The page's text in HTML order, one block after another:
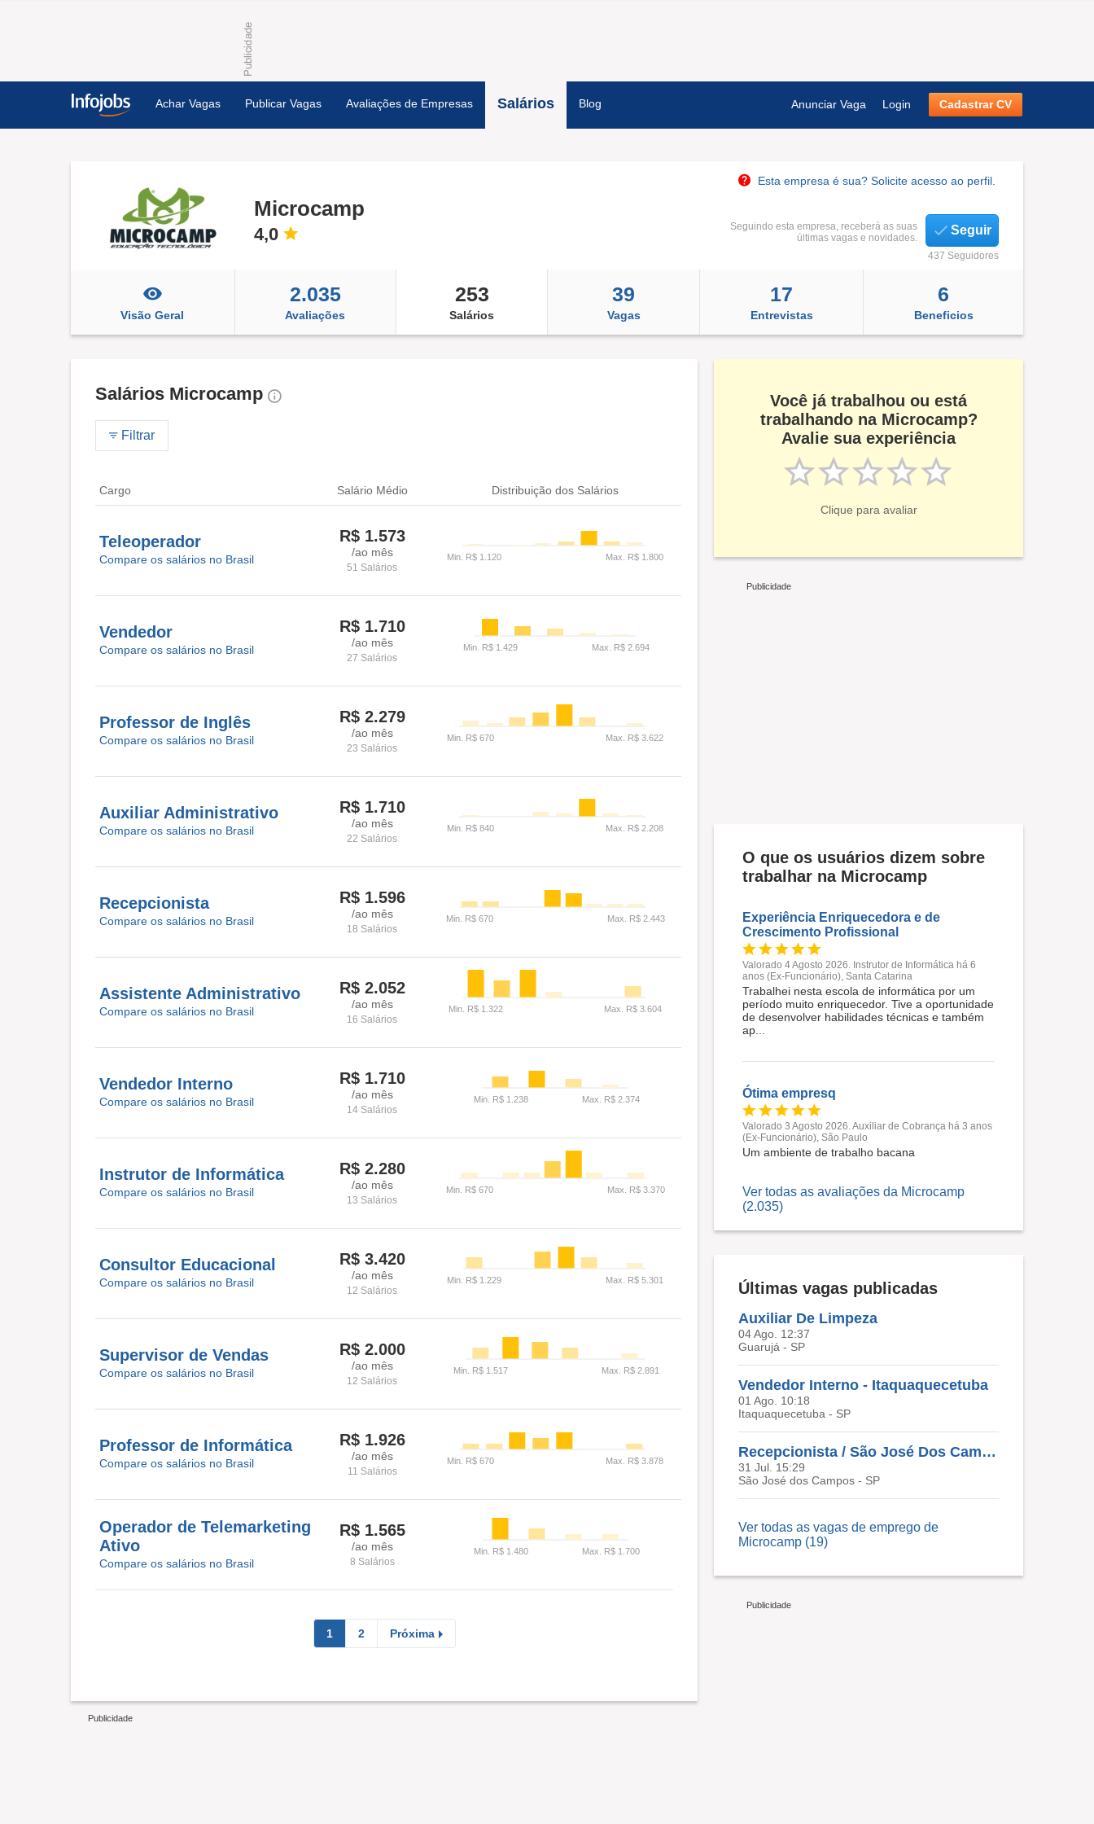
Achar Vagas Publicar Vagas Avaliações de Empresas Salários Blog Anunciar Vaga Login Cadastrar CV
Esta empresa é sua? Solicite acesso ao perfil.
Microcamp
4,0
Seguindo esta empresa, receberá as suas
últimas vagas e novidades.
Seguir
437 Seguidores
Visão Geral
2.035
Avaliações
253
Salários
39
Vagas
17
Entrevistas
6
Beneficios
Salários Microcamp
Filtrar
Cargo Salário Médio Distribuição dos Salários
Teleoperador
Compare os salários no Brasil
R$ 1.573
/ao mês
51 Salários
Vendedor
Compare os salários no Brasil
R$ 1.710
/ao mês
27 Salários
Professor de Inglês
Compare os salários no Brasil
R$ 2.279
/ao mês
23 Salários
Auxiliar Administrativo
Compare os salários no Brasil
R$ 1.710
/ao mês
22 Salários
Recepcionista
Compare os salários no Brasil
R$ 1.596
/ao mês
18 Salários
Assistente Administrativo
Compare os salários no Brasil
R$ 2.052
/ao mês
16 Salários
Vendedor Interno
Compare os salários no Brasil
R$ 1.710
/ao mês
14 Salários
Instrutor de Informática
Compare os salários no Brasil
R$ 2.280
/ao mês
13 Salários
Consultor Educacional
Compare os salários no Brasil
R$ 3.420
/ao mês
12 Salários
Supervisor de Vendas
Compare os salários no Brasil
R$ 2.000
/ao mês
12 Salários
Professor de Informática
Compare os salários no Brasil
R$ 1.926
/ao mês
11 Salários
Operador de Telemarketing
Ativo
Compare os salários no Brasil
R$ 1.565
/ao mês
8 Salários
1 2 Próxima
Você já trabalhou ou está
trabalhando na Microcamp?
Avalie sua experiência
Clique para avaliar
O que os usuários dizem sobre
trabalhar na Microcamp
Experiência Enriquecedora e de
Crescimento Profissional
Valorado 4 Agosto 2026. Instrutor de Informática há 6
anos (Ex-Funcionário), Santa Catarina
Trabalhei nesta escola de informática por um
período muito enriquecedor. Tive a oportunidade
de desenvolver habilidades técnicas e também
ap...
Ótima empresq
Valorado 3 Agosto 2026. Auxiliar de Cobrança há 3 anos
(Ex-Funcionário), São Paulo
Um ambiente de trabalho bacana
Ver todas as avaliações da Microcamp
(2.035)
Últimas vagas publicadas
Auxiliar De Limpeza
04 Ago. 12:37
Guarujá - SP
Vendedor Interno - Itaquaquecetuba
01 Ago. 10:18
Itaquaquecetuba - SP
Recepcionista / São José Dos Campos
31 Jul. 15:29
São José dos Campos - SP
Ver todas as vagas de emprego de
Microcamp (19)